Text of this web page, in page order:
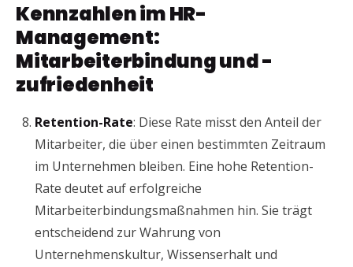
Kennzahlen im HR-
Management:
Mitarbeiterbindung und -
zufriedenheit
Retention-Rate: Diese Rate misst den Anteil der
Mitarbeiter, die über einen bestimmten Zeitraum
im Unternehmen bleiben. Eine hohe Retention-
Rate deutet auf erfolgreiche
Mitarbeiterbindungsmaßnahmen hin. Sie trägt
entscheidend zur Wahrung von
Unternehmenskultur, Wissenserhalt und